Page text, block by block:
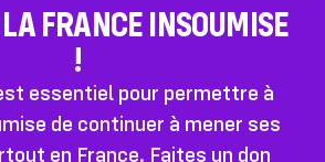
FRANCE INSOUMISE
!
essentiel pour permettre à
de continuer à mener ses
en France. Faites un don